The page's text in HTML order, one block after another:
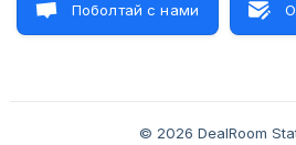
Поболтай с нами
© 2026 DealRoom